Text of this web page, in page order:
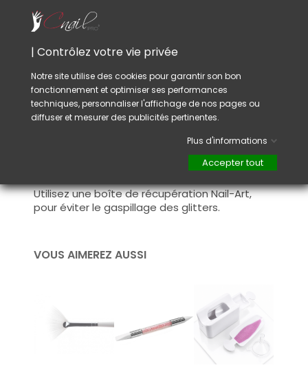
Conseil :
Pour une tenue optimale, assurez-vous de
sceller les glitters avec un top coat / Finition
de qualité adapté à la technique de
manucure que vous avez choisie.
Après catalysation, dépolisser les irrégularités
afin d'avoir un rendu parfaitement lisse.
Variez les couleurs des glitters pour créer des
Utilisez une boîte de récupération Nail-Art,
pour éviter le gaspillage des glitters.
VOUS AIMEREZ AUSSI
| Contrôlez votre vie privée
Notre site utilise des cookies pour garantir son bon
fonctionnement et optimiser ses performances
techniques, personnaliser l'affichage de nos pages ou
diffuser et mesurer des publicités pertinentes.
Plus d'informations
Accepter tout